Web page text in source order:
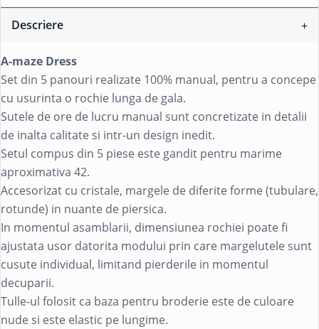
Descriere
A-maze Dress
Set din 5 panouri realizate 100% manual, pentru a concepe
cu usurinta o rochie lunga de gala.
Sutele de ore de lucru manual sunt concretizate in detalii
de inalta calitate si intr-un design inedit.
Setul compus din 5 piese este gandit pentru marime
aproximativa 42.
Accesorizat cu cristale, margele de diferite forme (tubulare,
rotunde) in nuante de piersica.
In momentul asamblarii, dimensiunea rochiei poate fi
ajustata usor datorita modului prin care margelutele sunt
cusute individual, limitand pierderile in momentul
decuparii.
Tulle-ul folosit ca baza pentru broderie este de culoare
nude si este elastic pe lungime.